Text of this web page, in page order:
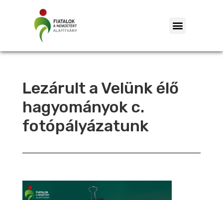
Lezárult a Velünk élő
hagyományok c.
fotópályázatunk